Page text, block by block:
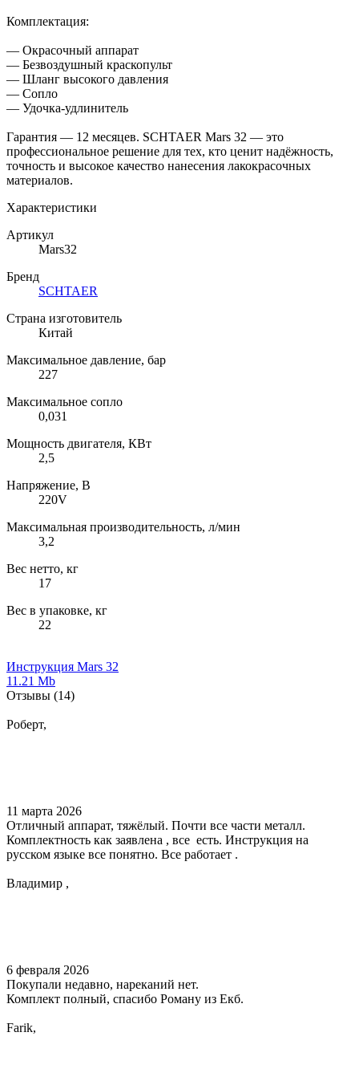
Комплектация:
— Окрасочный аппарат
— Безвоздушный краскопульт
— Шланг высокого давления
— Сопло
— Удочка-удлинитель
Гарантия — 12 месяцев. SCHTAER Mars 32 — это
профессиональное решение для тех, кто ценит надёжность,
точность и высокое качество нанесения лакокрасочных
материалов.
Характеристики
Артикул
Mars32
Бренд
SCHTAER
Страна изготовитель
Китай
Максимальное давление, бар
227
Максимальное сопло
0,031
Мощность двигателя, КВт
2,5
Напряжение, В
220V
Максимальная производительность, л/мин
3,2
Вес нетто, кг
17
Вес в упаковке, кг
22
Инструкция Mars 32
11.21 Mb
Отзывы (14)
Роберт,
11 марта 2026
Отличный аппарат, тяжёлый. Почти все части металл.
Комплектность как заявлена , все есть. Инструкция на
русском языке все понятно. Все работает .
Владимир ,
6 февраля 2026
Покупали недавно, нареканий нет.
Комплект полный, спасибо Роману из Екб.
Farik,